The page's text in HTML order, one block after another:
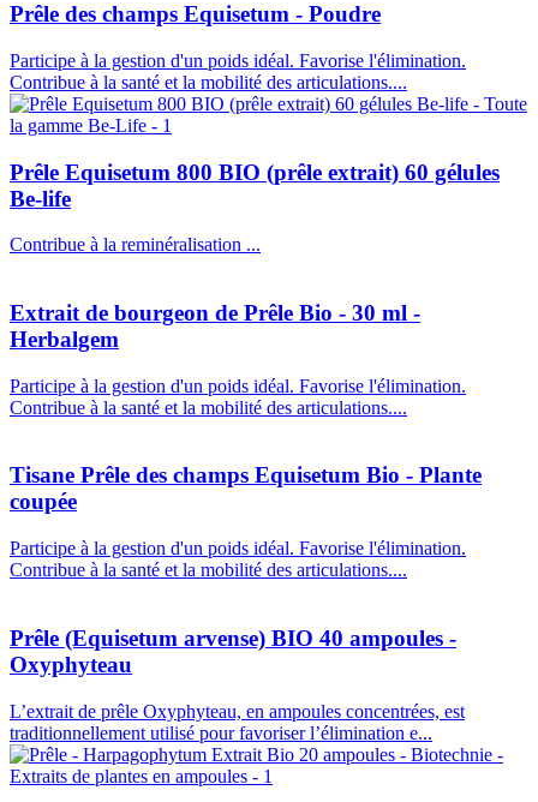
Prêle des champs Equisetum - Poudre
Participe à la gestion d'un poids idéal. Favorise l'élimination.
Contribue à la santé et la mobilité des articulations....
Prêle Equisetum 800 BIO (prêle extrait) 60 gélules
Be-life
Contribue à la reminéralisation ...
Extrait de bourgeon de Prêle Bio - 30 ml -
Herbalgem
Participe à la gestion d'un poids idéal. Favorise l'élimination.
Contribue à la santé et la mobilité des articulations....
Tisane Prêle des champs Equisetum Bio - Plante
coupée
Participe à la gestion d'un poids idéal. Favorise l'élimination.
Contribue à la santé et la mobilité des articulations....
Prêle (Equisetum arvense) BIO 40 ampoules -
Oxyphyteau
L’extrait de prêle Oxyphyteau, en ampoules concentrées, est
traditionnellement utilisé pour favoriser l’élimination e...